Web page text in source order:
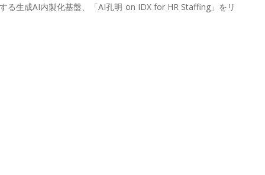
る生成AI内製化基盤、「AI孔明 on IDX for HR Staffing」をリ